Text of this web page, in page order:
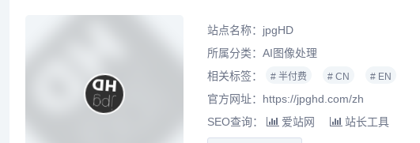
站点名称：jpgHD
所属分类： AI图像处理
相关标签：
# 半付费 # CN # EN
官方网址：https://jpghd.com/zh
SEO查询：
爱站网 站长工具